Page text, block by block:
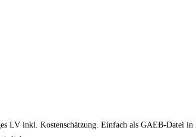
LV inkl. Kostenschätzung. Einfach als GAEB-Datei in